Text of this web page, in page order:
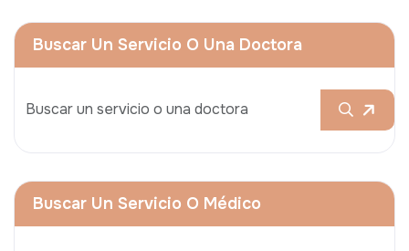
Buscar Un Servicio O Una Doctora
Buscar Un Servicio O Médico